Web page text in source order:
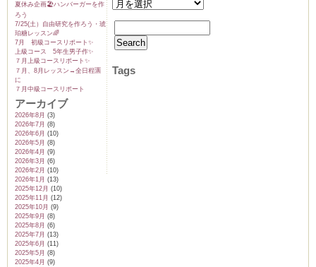
室・テイクアウト Clémentine (produced
夏休み企画🏖️ハンバーガーを作
ろう
7/25(土）自由研究を作ろう・琥
珀糖レッスン🌈
7月 初級コースリポート✨️
上級コース 5年生男子作✨️
７月上級コースリポート✨️
７月、8月レッスン→全日程🈵
に
７月中級コースリポート
アーカイブ
2026年8月 (3)
2026年7月 (8)
2026年6月 (10)
2026年5月 (8)
2026年4月 (9)
2026年3月 (6)
2026年2月 (10)
2026年1月 (13)
2025年12月 (10)
2025年11月 (12)
2025年10月 (9)
2025年9月 (8)
2025年8月 (6)
2025年7月 (13)
2025年6月 (11)
2025年5月 (8)
2025年4月 (9)
Tags